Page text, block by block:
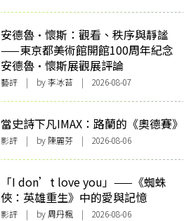
安德魯·懷斯：觀看、秩序與靜謐
——東京都美術館開館100周年紀念
安德魯·懷斯展觀展評論
藝評 | by 李冰苔 | 2026-08-07
當史詩下凡IMAX：路蘭的《奧德賽》
影評 | by 陳麗芬 | 2026-08-06
「I don’t love you」——《蜘蛛
俠：英雄重生》中的愛與記憶
影評 | by 周丹楓 | 2026-08-06